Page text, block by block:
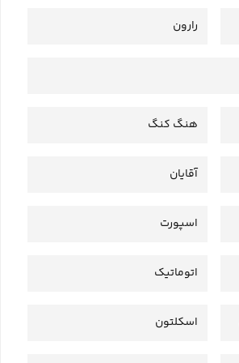
رارون
هنگ کنگ
آقایان
اسپورت
اتوماتیک
اسکلتون